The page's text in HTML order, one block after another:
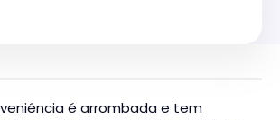
é arrombada e tem